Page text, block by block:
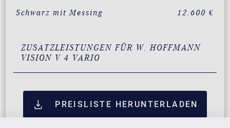
Schwarz mit Messing 12.600 €
ZUSATZLEISTUNGEN FÜR W. HOFFMANN
VISION V 4 VARIO
PREISLISTE HERUNTERLADEN